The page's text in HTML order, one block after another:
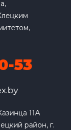
53
11А
район, г.